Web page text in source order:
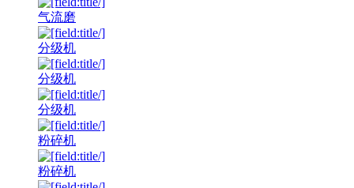
气流磨
分级机
分级机
分级机
粉碎机
粉碎机